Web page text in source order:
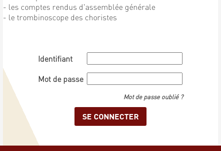
- les comptes rendus d'assemblée générale
- le trombinoscope des choristes
Identifiant
Mot de passe
Mot de passe oublié ?